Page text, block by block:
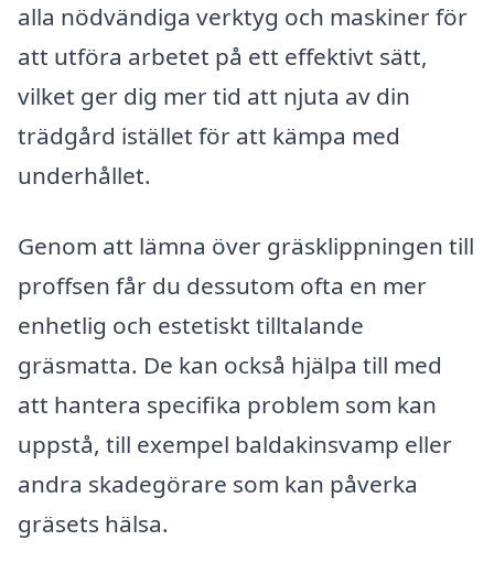
alla nödvändiga verktyg och maskiner för
att utföra arbetet på ett effektivt sätt,
vilket ger dig mer tid att njuta av din
trädgård istället för att kämpa med
underhållet.
Genom att lämna över gräsklippningen till
proffsen får du dessutom ofta en mer
enhetlig och estetiskt tilltalande
gräsmatta. De kan också hjälpa till med
att hantera specifika problem som kan
uppstå, till exempel baldakinsvamp eller
andra skadegörare som kan påverka
gräsets hälsa.